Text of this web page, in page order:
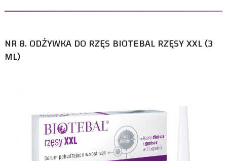
NR 8. ODŻYWKA DO RZĘS BIOTEBAL RZĘSY XXL (3
ML)